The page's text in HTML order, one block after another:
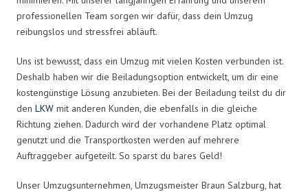
professionellen Team sorgen wir dafür, dass dein Umzug
reibungslos und stressfrei abläuft.
Uns ist bewusst, dass ein Umzug mit vielen Kosten verbunden ist.
Deshalb haben wir die Beiladungsoption entwickelt, um dir eine
kostengünstige Lösung anzubieten. Bei der Beiladung teilst du dir
den LKW mit anderen Kunden, die ebenfalls in die gleiche
Richtung ziehen. Dadurch wird der vorhandene Platz optimal
genutzt und die Transportkosten werden auf mehrere
Auftraggeber aufgeteilt. So sparst du bares Geld!
Unser Umzugsunternehmen, Umzugsmeister Braun Salzburg, hat